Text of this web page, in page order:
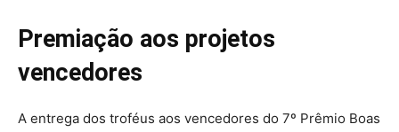
Premiação aos projetos
vencedores
A entrega dos troféus aos vencedores do 7º Prêmio Boas